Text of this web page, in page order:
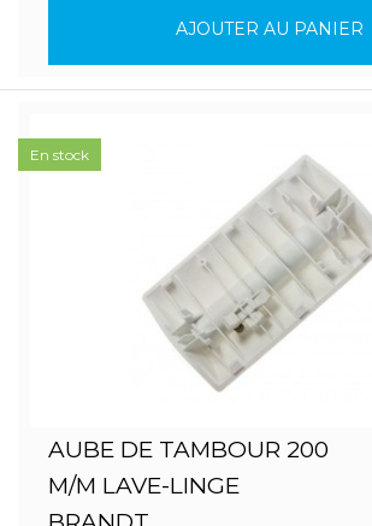
AJOUTER AU PANIER
AUBE DE TAMBOUR 200
M/M LAVE-LINGE
En stock